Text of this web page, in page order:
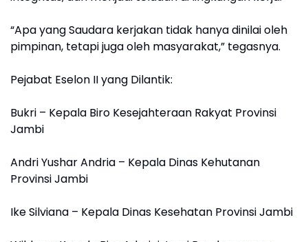
“Apa yang Saudara kerjakan tidak hanya dinilai oleh
pimpinan, tetapi juga oleh masyarakat,” tegasnya.
Pejabat Eselon II yang Dilantik:
Bukri – Kepala Biro Kesejahteraan Rakyat Provinsi
Jambi
Andri Yushar Andria – Kepala Dinas Kehutanan
Provinsi Jambi
Ike Silviana – Kepala Dinas Kesehatan Provinsi Jambi